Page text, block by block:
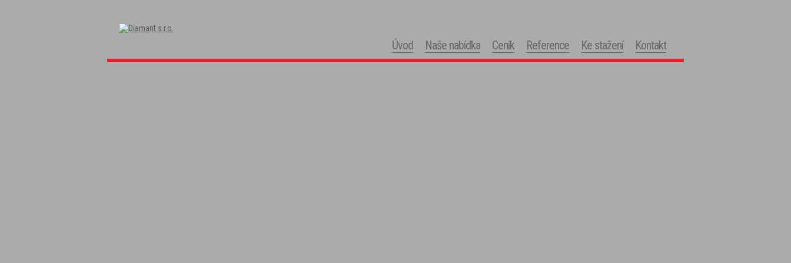
Úvod Naše nabídka Ceník Reference Ke stažení Kontakt